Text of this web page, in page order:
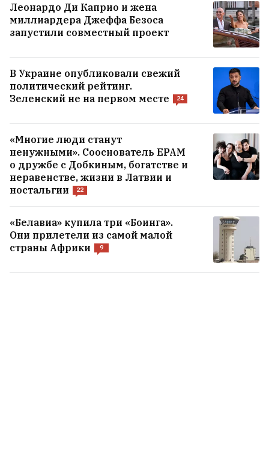
Леонардо Ди Каприо и жена
миллиардера Джеффа Безоса
запустили совместный проект
В Украине опубликовали свежий
политический рейтинг.
Зеленский не на первом месте
24
«Многие люди станут
ненужными». Сооснователь EPAM
о дружбе с Добкиным, богатстве и
неравенстве, жизни в Латвии и
ностальгии
22
«Белавиа» купила три «Боинга».
Они прилетели из самой малой
страны Африки
9